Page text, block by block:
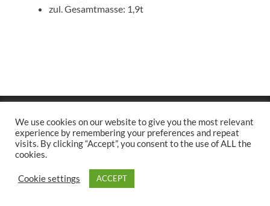
zul. Gesamtmasse: 1,9t
Stolz präsentiert WordPressund HitMag .
We use cookies on our website to give you the most relevant
experience by remembering your preferences and repeat
visits. By clicking “Accept”, you consent to the use of ALL the
cookies.
Cookie settings ACCEPT